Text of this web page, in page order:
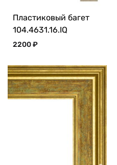
Пластиковый багет
104.4631.16.IQ
2200₽